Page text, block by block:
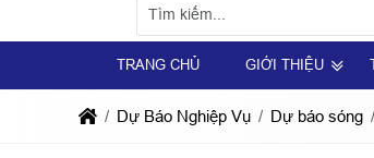
TRANG CHỦ GIỚI THIỆU
Dự Báo Nghiệp Vụ Dự báo sóng